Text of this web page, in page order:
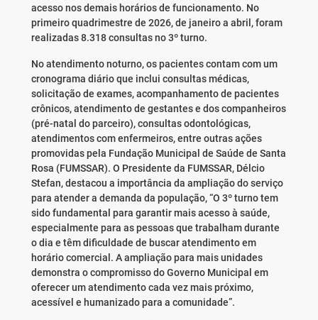
acesso nos demais horários de funcionamento. No
primeiro quadrimestre de 2026, de janeiro a abril, foram
realizadas 8.318 consultas no 3º turno.
No atendimento noturno, os pacientes contam com um
cronograma diário que inclui consultas médicas,
solicitação de exames, acompanhamento de pacientes
crônicos, atendimento de gestantes e dos companheiros
(pré-natal do parceiro), consultas odontológicas,
atendimentos com enfermeiros, entre outras ações
promovidas pela Fundação Municipal de Saúde de Santa
Rosa (FUMSSAR). O Presidente da FUMSSAR, Délcio
Stefan, destacou a importância da ampliação do serviço
para atender a demanda da população, “O 3º turno tem
sido fundamental para garantir mais acesso à saúde,
especialmente para as pessoas que trabalham durante
o dia e têm dificuldade de buscar atendimento em
horário comercial. A ampliação para mais unidades
demonstra o compromisso do Governo Municipal em
oferecer um atendimento cada vez mais próximo,
acessível e humanizado para a comunidade”.